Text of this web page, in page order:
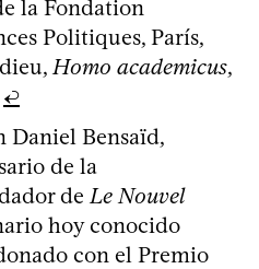
la Fondation
Politiques, París,
Homo academicus,
↩
Daniel Bensaïd,
de la
de Le Nouvel
hoy conocido
con el Premio